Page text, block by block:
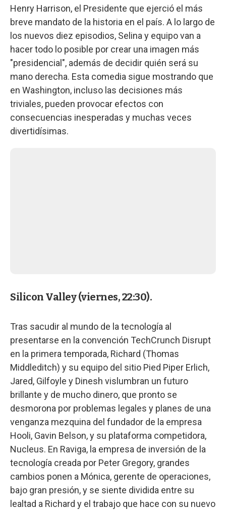
Henry Harrison, el Presidente que ejerció el más
breve mandato de la historia en el país. A lo largo de
los nuevos diez episodios, Selina y equipo van a
hacer todo lo posible por crear una imagen más
"presidencial", además de decidir quién será su
mano derecha. Esta comedia sigue mostrando que
en Washington, incluso las decisiones más
triviales, pueden provocar efectos con
consecuencias inesperadas y muchas veces
divertidísimas.
Silicon Valley (viernes, 22:30).
Tras sacudir al mundo de la tecnología al
presentarse en la convención TechCrunch Disrupt
en la primera temporada, Richard (Thomas
Middleditch) y su equipo del sitio Pied Piper Erlich,
Jared, Gilfoyle y Dinesh vislumbran un futuro
brillante y de mucho dinero, que pronto se
desmorona por problemas legales y planes de una
venganza mezquina del fundador de la empresa
Hooli, Gavin Belson, y su plataforma competidora,
Nucleus. En Raviga, la empresa de inversión de la
tecnología creada por Peter Gregory, grandes
cambios ponen a Mónica, gerente de operaciones,
bajo gran presión, y se siente dividida entre su
lealtad a Richard y el trabajo que hace con su nuevo